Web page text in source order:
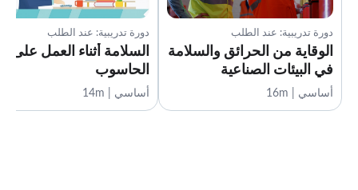
دورة تدريبية: عند الطلب
الوقاية من الحرائق والسلامة
في البيئات الصناعية
أساسي | 16m
دورة تدريبية: عند الطلب
السلامة أثناء العمل على
الحاسوب
أساسي | 14m